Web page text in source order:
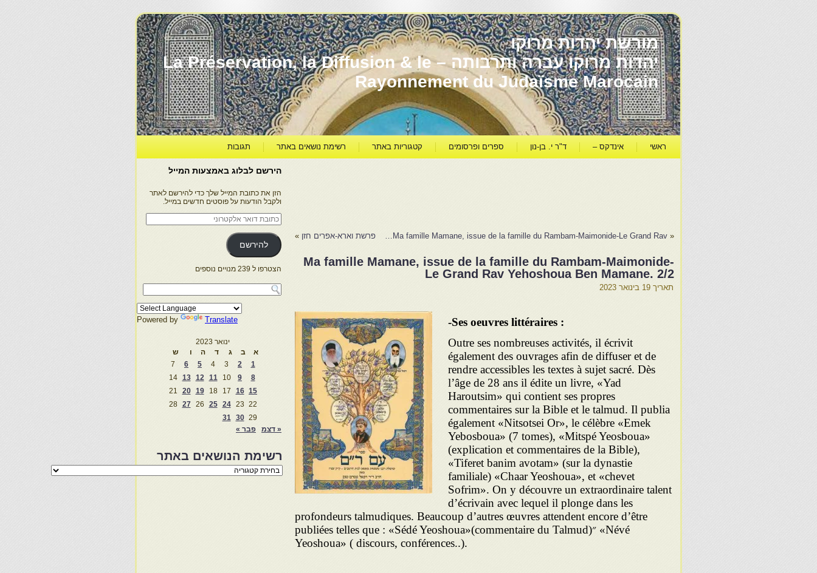
מורשת יהדות מרוקו
יהדות מרוקו עברה ותרבותה – La Préservation, la Diffusion & le
Rayonnement du Judaïsme Marocain
ראשי אינדקס – ד"ר י. בן-נון ספרים ופרסומים קטגוריות באתר רשימת נושאים באתר תגובות
«
Ma famille Mamane, issue de la famille du Rambam-Maimonide-Le Grand Rav… פרשת וארא-אפרים חזן »
Ma famille Mamane, issue de la famille du Rambam-Maimonide-
Le Grand Rav Yehoshoua Ben Mamane. 2/2
תאריך 19 בינואר 2023
-Ses oeuvres littéraires :
Outre ses nombreuses activités, il écrivit
également des ouvrages afin de diffuser et de
rendre accessibles les textes à sujet sacré. Dès
l’âge de 28 ans il édite un livre, «Yad
Haroutsim» qui contient ses propres
commentaires sur la Bible et le talmud. Il publia
également «Nitsotsei Or», le célèbre «Emek
Yebosboua» (7 tomes), «Mitspé Yeosboua»
(explication et commentaires de la Bible),
«Tiferet banim avotam» (sur la dynastie
familiale) «Chaar Yeoshoua», et «chevet
Sofrim». On y découvre un extraordinaire talent
d’écrivain avec lequel il plonge dans les
profondeurs talmudiques. Beaucoup d’autres œuvres attendent encore d’être
publiées telles que : «Sédé Yeoshoua»(commentaire du Talmud)״ «Névé
Yeoshoua» ( discours, conférences..).
הירשם לבלוג באמצעות המייל
הזן את כתובת המייל שלך כדי להירשם לאתר
ולקבל הודעות על פוסטים חדשים במייל.
כתובת
דואר
אלקטרוני
להירשם
הצטרפו ל 239 מנויים נוספים
Powered by Translate
ינואר 2023
א
ב ג ד ה ו
ש
1
2
3
4
5
6
7
8
9
10
11
12
13
14
15
16
17
18
19
20
21
22
23
24
25
26
27
28
29
30
31
« דצמ
פבר »
רשימת הנושאים באתר
רשימת
הנושאים